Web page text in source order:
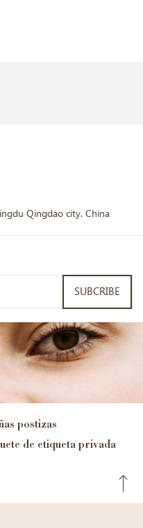
Qingdao city. China
SUBCRIBE
postizas
de etiqueta privada